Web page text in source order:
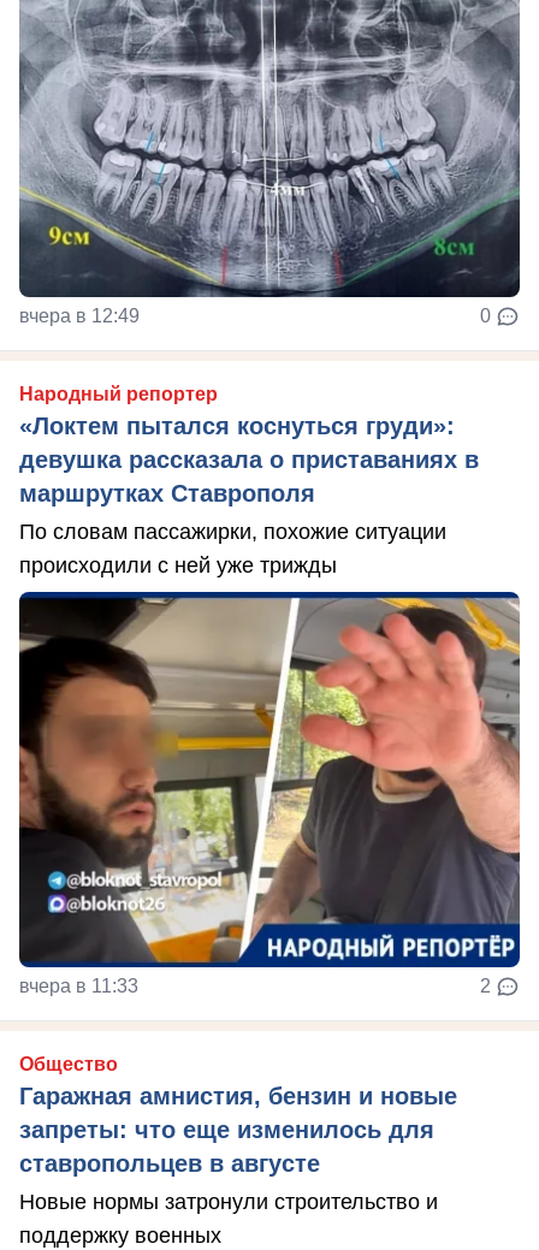
вчера в 12:49 0
Народный репортер
«Локтем пытался коснуться груди»:
девушка рассказала о приставаниях в
маршрутках Ставрополя
По словам пассажирки, похожие ситуации
происходили с ней уже трижды
вчера в 11:33 2
Общество
Гаражная амнистия, бензин и новые
запреты: что еще изменилось для
ставропольцев в августе
Новые нормы затронули строительство и
поддержку военных